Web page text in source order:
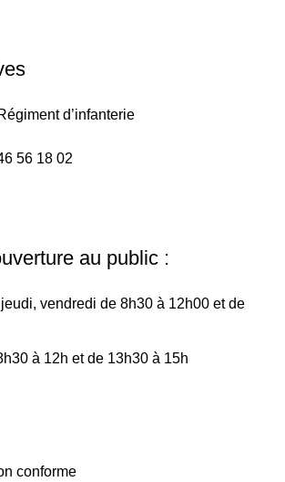
d’infanterie
56 18 02
au public :
vendredi de 8h30 à 12h00 et de
à 12h et de 13h30 à 15h
conforme